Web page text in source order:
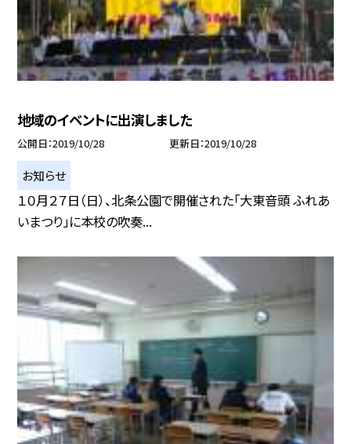
地域のイベントに出演しました
公開日 2019/10/28 更新日 2019/10/28
お知らせ
１０月２７日（日）、北条公園で開催された「大東音頭 ふれあ
いまつり」に本校の吹奏...